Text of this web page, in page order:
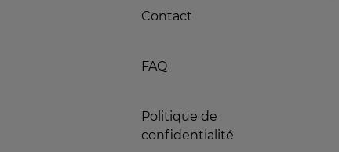
Contact
FAQ
Politique de
confidentialité